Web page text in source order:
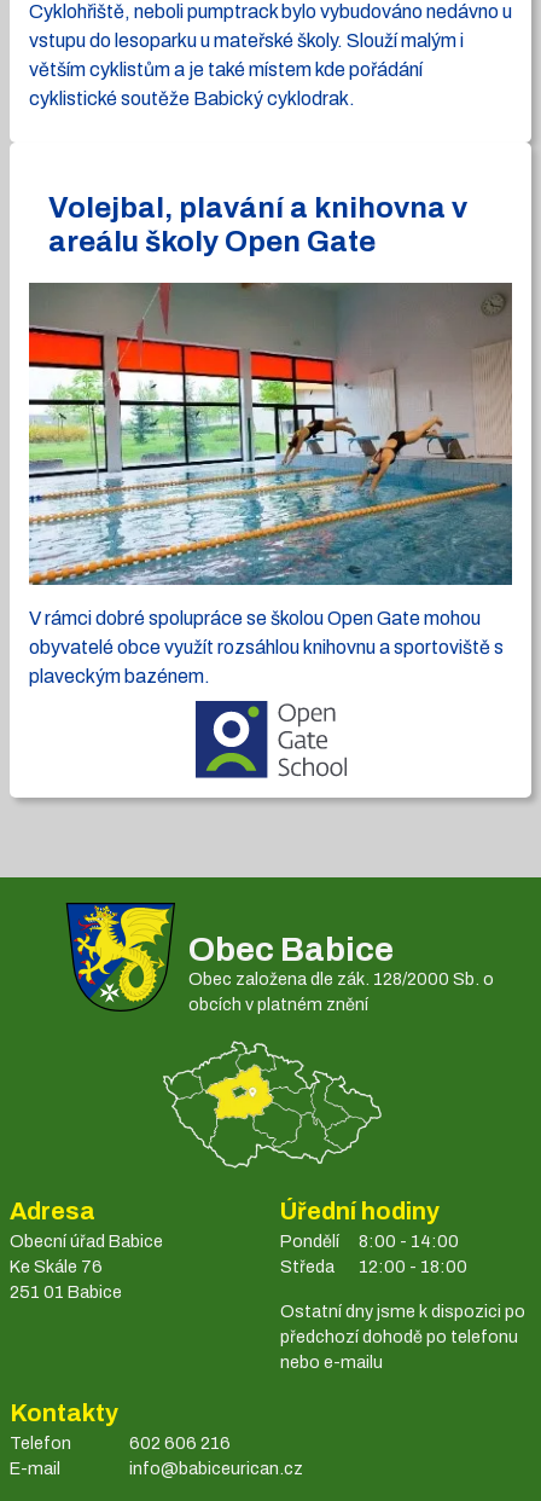
Cyklohřiště, neboli pumptrack bylo vybudováno nedávno u
vstupu do lesoparku u mateřské školy. Slouží malým i
větším cyklistům a je také místem kde pořádání
cyklistické soutěže Babický cyklodrak.
Volejbal, plavání a knihovna v
areálu školy Open Gate
V rámci dobré spolupráce se školou Open Gate mohou
obyvatelé obce využít rozsáhlou knihovnu a sportoviště s
plaveckým bazénem.
Obec Babice
Obec založena dle zák. 128/2000 Sb. o
obcích v platném znění
Adresa
Obecní úřad Babice
Ke Skále 76
251 01 Babice
Úřední hodiny
Pondělí
Středa
8:00 - 14:00
12:00 - 18:00
Ostatní dny jsme k dispozici po
předchozí dohodě po telefonu
nebo e-mailu
Kontakty
Telefon
E-mail
602 606 216
info@babiceurican.cz